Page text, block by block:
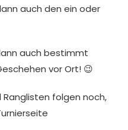
auch den ein oder
auch bestimmt
vor Ort! 😉
Ranglisten folgen noch,